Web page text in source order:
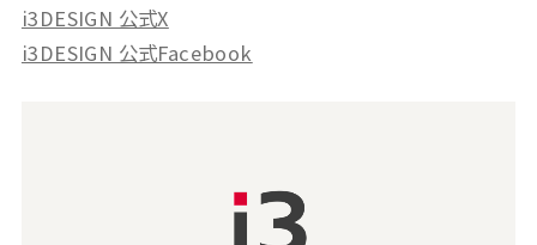
i3DESIGN 公式X
i3DESIGN 公式Facebook